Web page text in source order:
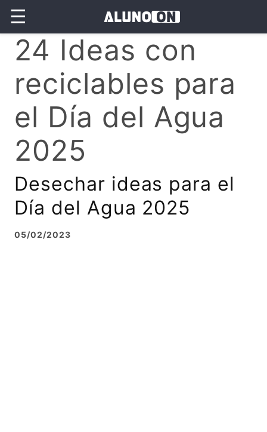
☰
24 Ideas con
reciclables para
el Día del Agua
2025
Desechar ideas para el
Día del Agua 2025
05/02/2023